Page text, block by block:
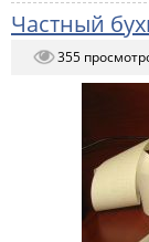
Частный
355